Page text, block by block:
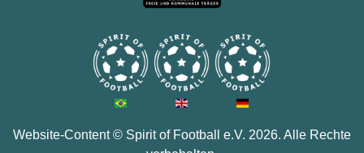
Website-Content © Spirit of Football e.V. 2026. Alle Rechte